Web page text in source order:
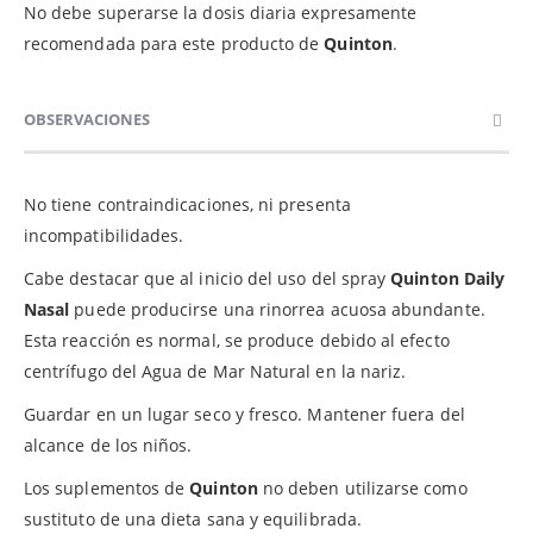
No debe superarse la dosis diaria expresamente
recomendada para este producto deQuinton.
OBSERVACIONES
No tiene contraindicaciones, ni presenta
incompatibilidades.
Cabe destacar que al inicio del uso del sprayQuinton Daily
Nasal puede producirse una rinorrea acuosa abundante.
Esta reacción es normal, se produce debido al efecto
centrífugo del Agua de Mar Natural en la nariz.
Guardar en un lugar seco y fresco. Mantener fuera del
alcance de los niños.
Los suplementos deQuintonno deben utilizarse como
sustituto de una dieta sana y equilibrada.